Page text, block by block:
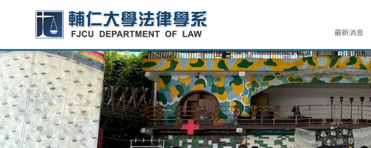
最新消息